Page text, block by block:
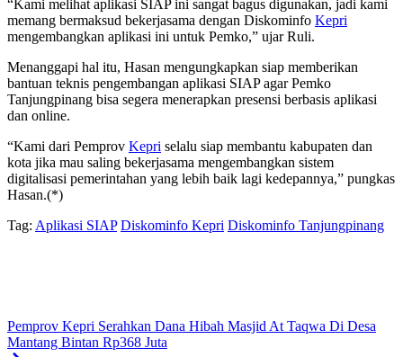
“Kami melihat aplikasi SIAP ini sangat bagus digunakan, jadi kami
memang bermaksud bekerjasama dengan Diskominfo Kepri
mengembangkan aplikasi ini untuk Pemko,” ujar Ruli.
Menanggapi hal itu, Hasan mengungkapkan siap memberikan
bantuan teknis pengembangan aplikasi SIAP agar Pemko
Tanjungpinang bisa segera menerapkan presensi berbasis aplikasi
dan online.
“Kami dari Pemprov Kepri selalu siap membantu kabupaten dan
kota jika mau saling bekerjasama mengembangkan sistem
digitalisasi pemerintahan yang lebih baik lagi kedepannya,” pungkas
Hasan.(*)
Tag: Aplikasi SIAP Diskominfo Kepri Diskominfo Tanjungpinang
Pemprov Kepri Serahkan Dana Hibah Masjid At Taqwa Di Desa
Mantang Bintan Rp368 Juta